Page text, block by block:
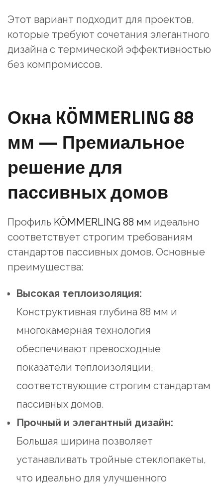
Этот вариант подходит для проектов,
которые требуют сочетания элегантного
дизайна с термической эффективностью
без компромиссов.
Окна KÖMMERLING 88
мм — Премиальное
решение для
пассивных домов
Профиль KÖMMERLING 88 мм идеально
соответствует строгим требованиям
стандартов пассивных домов. Основные
преимущества:
Высокая теплоизоляция:
Конструктивная глубина 88 мм и
многокамерная технология
обеспечивают превосходные
показатели теплоизоляции,
соответствующие строгим стандартам
пассивных домов.
Прочный и элегантный дизайн:
Большая ширина позволяет
устанавливать тройные стеклопакеты,
что идеально для улучшенного